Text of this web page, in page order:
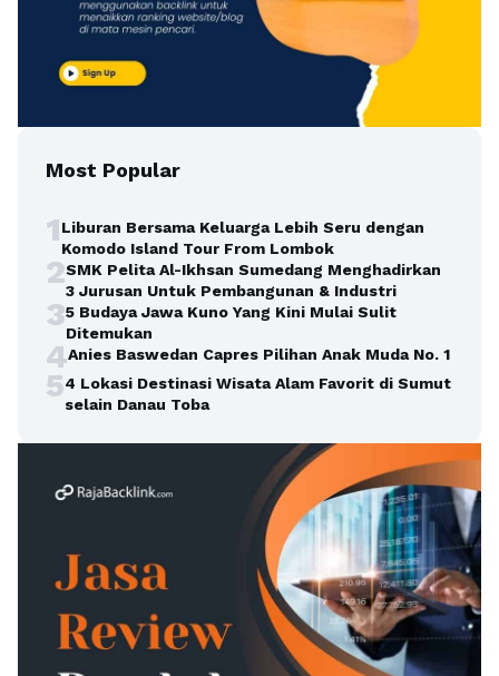
Most Popular
1Liburan Bersama Keluarga Lebih Seru dengan
Komodo Island Tour From Lombok
2SMK Pelita Al-Ikhsan Sumedang Menghadirkan
3 Jurusan Untuk Pembangunan & Industri
35 Budaya Jawa Kuno Yang Kini Mulai Sulit
Ditemukan
4Anies Baswedan Capres Pilihan Anak Muda No. 1
54 Lokasi Destinasi Wisata Alam Favorit di Sumut
selain Danau Toba